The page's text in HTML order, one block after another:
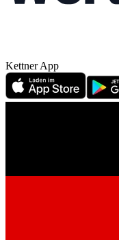
Kettner App